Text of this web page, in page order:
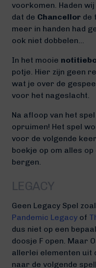
voorkomen. Haden
dat de Chancellor de
meer in handen had
ook niet dobbelen…
In het mooie
potje. Hier zijn geen
wat je over de
voor het nageslacht.
Na afloop van het
opruimen! Het spel
voor de volgende
boekje op om alles
bergen.
LEGACY
Geen Legacy Spel
Pandemic Legacy of
dus niet op een
doosje F open. Maar
allerlei elementen uit
naar de volgende